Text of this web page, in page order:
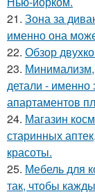
21. Зона за
именно она
22. Обзор
23.
детали - именно
апартаментов
24. Магазин
старинных
красоты.
25. Мебель для
так, чтобы